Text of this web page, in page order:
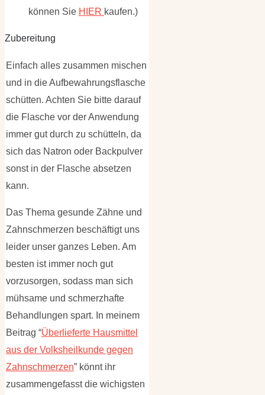
können Sie HIER kaufen.)
Zubereitung
Einfach alles zusammen mischen
und in die Aufbewahrungsflasche
schütten. Achten Sie bitte darauf
die Flasche vor der Anwendung
immer gut durch zu schütteln, da
sich das Natron oder Backpulver
sonst in der Flasche absetzen
kann.
Das Thema gesunde Zähne und
Zahnschmerzen beschäftigt uns
leider unser ganzes Leben. Am
besten ist immer noch gut
vorzusorgen, sodass man sich
mühsame und schmerzhafte
Behandlungen spart. In meinem
Beitrag “Überlieferte Hausmittel
aus der Volksheilkunde gegen
Zahnschmerzen” könnt ihr
zusammengefasst die wichigsten